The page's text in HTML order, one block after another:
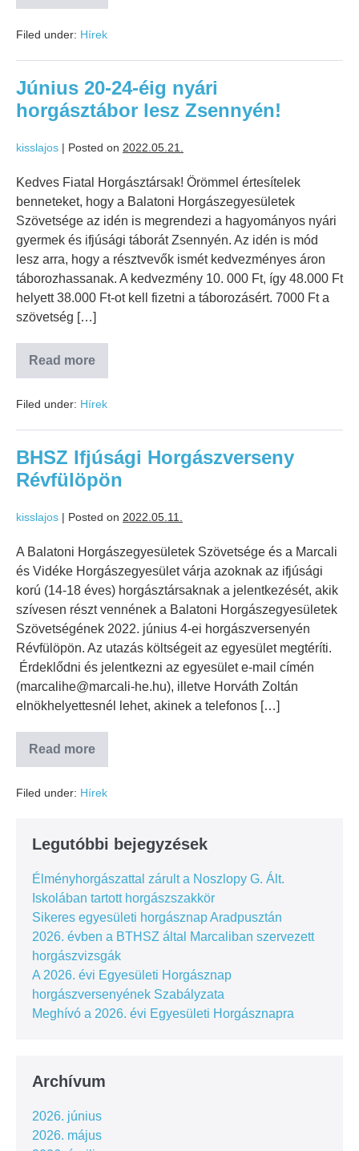
Filed under: Hírek
Június 20-24-éig nyári
horgásztábor lesz Zsennyén!
kisslajos | Posted on 2022.05.21.
Kedves Fiatal Horgásztársak! Örömmel értesítelek
benneteket, hogy a Balatoni Horgászegyesületek
Szövetsége az idén is megrendezi a hagyományos nyári
gyermek és ifjúsági táborát Zsennyén. Az idén is mód
lesz arra, hogy a résztvevők ismét kedvezményes áron
táborozhassanak. A kedvezmény 10. 000 Ft, így 48.000 Ft
helyett 38.000 Ft-ot kell fizetni a táborozásért. 7000 Ft a
szövetség […]
Read more
Filed under: Hírek
BHSZ Ifjúsági Horgászverseny
Révfülöpön
kisslajos | Posted on 2022.05.11.
A Balatoni Horgászegyesületek Szövetsége és a Marcali
és Vidéke Horgászegyesület várja azoknak az ifjúsági
korú (14-18 éves) horgásztársaknak a jelentkezését, akik
szívesen részt vennének a Balatoni Horgászegyesületek
Szövetségének 2022. június 4-ei horgászversenyén
Révfülöpön. Az utazás költségeit az egyesület megtéríti.
Érdeklődni és jelentkezni az egyesület e-mail címén
(marcalihe@marcali-he.hu), illetve Horváth Zoltán
elnökhelyettesnél lehet, akinek a telefonos […]
Read more
Filed under: Hírek
Legutóbbi bejegyzések
Élményhorgászattal zárult a Noszlopy G. Ált.
Iskolában tartott horgászszakkör
Sikeres egyesületi horgásznap Aradpusztán
2026. évben a BTHSZ által Marcaliban szervezett
horgászvizsgák
A 2026. évi Egyesületi Horgásznap
horgászversenyének Szabályzata
Meghívó a 2026. évi Egyesületi Horgásznapra
Archívum
2026. június
2026. május